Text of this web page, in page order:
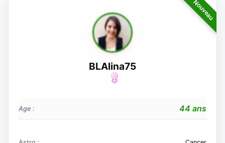
BLAlina75
Age : 44 ans